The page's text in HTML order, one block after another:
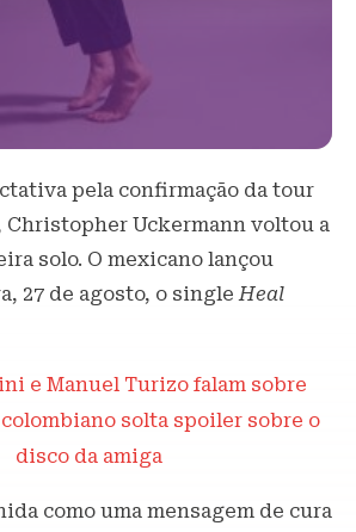
pela confirmação da tour
Christopher Uckermann voltou a
solo. O mexicano lançou
27 de agosto, o single Heal
e Manuel Turizo falam sobre
solta spoiler sobre o
disco da amiga
como uma mensagem de cura